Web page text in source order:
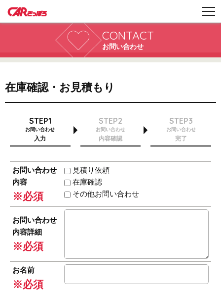
CONTACT
お問い合わせ
在庫確認・お見積もり
STEP1
お問い合わせ
入力
STEP2
お問い合わせ
内容確認
STEP3
お問い合わせ
完了
お問い合わせ
内容
※必須
見積り依頼
在庫確認
その他お問い合わせ
お問い合わせ
内容詳細
※必須
お名前
※必須